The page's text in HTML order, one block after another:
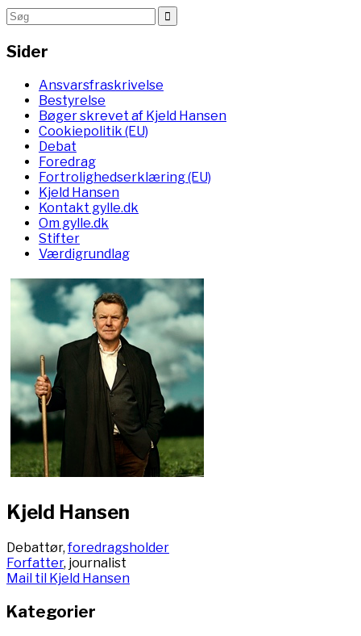
Sider
Ansvarsfraskrivelse
Bestyrelse
Bøger skrevet af Kjeld Hansen
Cookiepolitik (EU)
Debat
Foredrag
Fortrolighedserklæring (EU)
Kjeld Hansen
Kontakt gylle.dk
Om gylle.dk
Stifter
Værdigrundlag
Kjeld Hansen
Debattør,foredragsholder
Forfatter, journalist
Mail til Kjeld Hansen
Kategorier